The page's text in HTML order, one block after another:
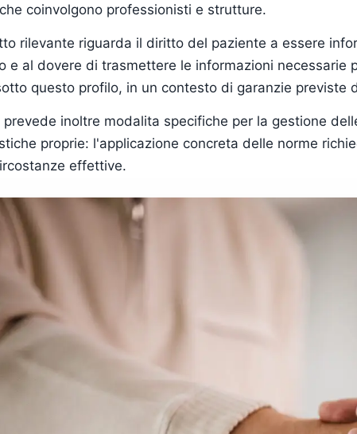
coinvolgono professionisti e strutture.
rilevante riguarda il diritto del paziente a essere
e al dovere di trasmettere le informazioni necessarie
questo profilo, in un contesto di garanzie previste
prevede inoltre modalita specifiche per la gestione
proprie: l'applicazione concreta delle norme
effettive.